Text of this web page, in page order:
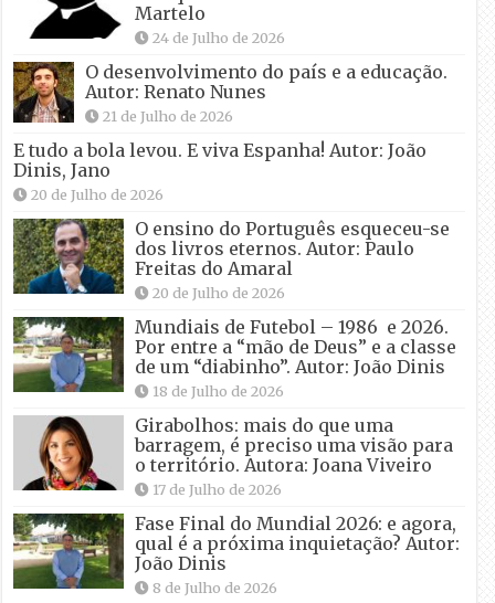
Martelo
24 de Julho de 2026
O desenvolvimento do país e a educação.
Autor: Renato Nunes
21 de Julho de 2026
E tudo a bola levou. E viva Espanha! Autor: João
Dinis, Jano
20 de Julho de 2026
O ensino do Português esqueceu-se
dos livros eternos. Autor: Paulo
Freitas do Amaral
20 de Julho de 2026
Mundiais de Futebol – 1986 e 2026.
Por entre a “mão de Deus” e a classe
de um “diabinho”. Autor: João Dinis
18 de Julho de 2026
Girabolhos: mais do que uma
barragem, é preciso uma visão para
o território. Autora: Joana Viveiro
17 de Julho de 2026
Fase Final do Mundial 2026: e agora,
qual é a próxima inquietação? Autor:
João Dinis
8 de Julho de 2026